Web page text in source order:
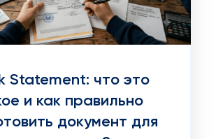
Statement: что это
и как правильно
документ для